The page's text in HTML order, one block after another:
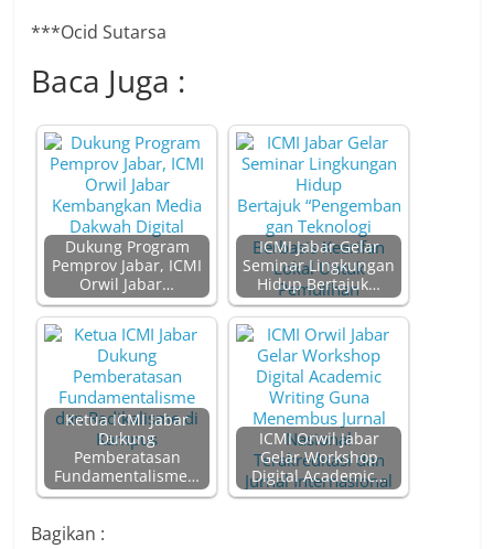
***Ocid Sutarsa
Baca Juga :
Dukung Program
Pemprov Jabar, ICMI
Orwil Jabar…
ICMI Jabar Gelar
Seminar Lingkungan
Hidup Bertajuk…
Ketua ICMI Jabar
Dukung
Pemberatasan
Fundamentalisme…
ICMI Orwil Jabar
Gelar Workshop
Digital Academic…
Bagikan :